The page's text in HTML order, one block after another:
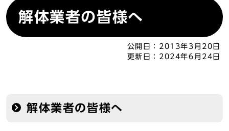
解体業者の皆様へ
公開日： 2013年3月20日
更新日： 2024年6月24日
解体業者の皆様へ